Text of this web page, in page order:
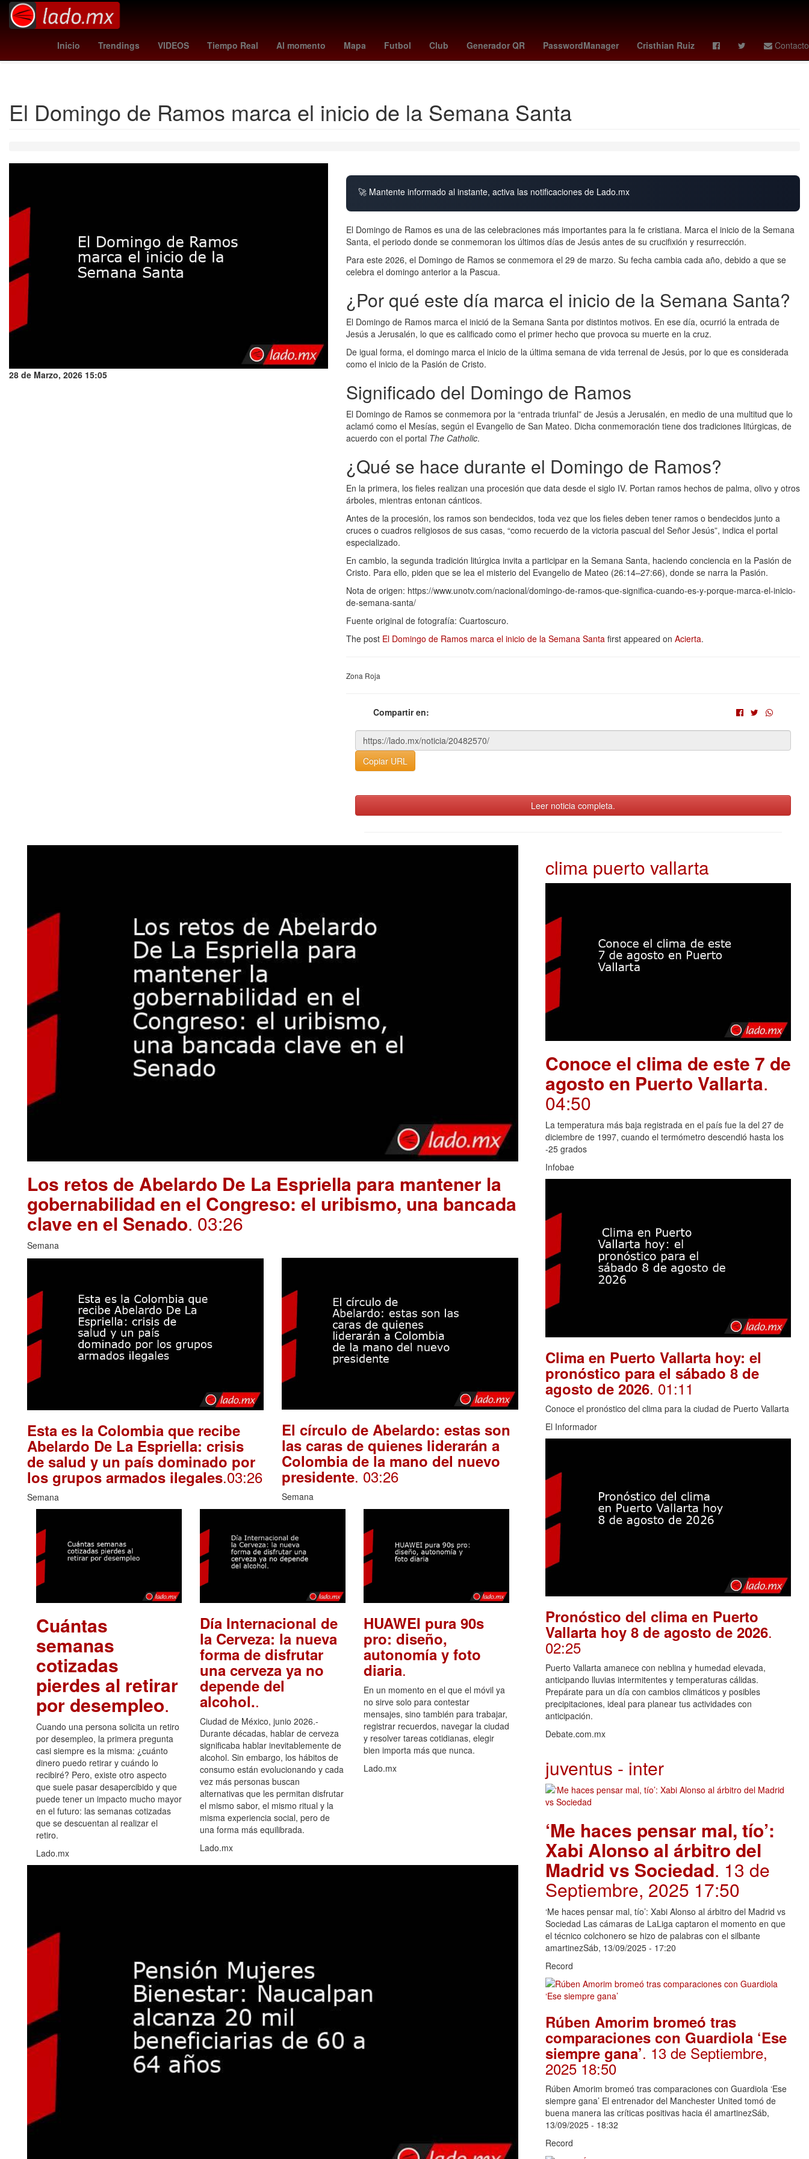
Inicio Trendings VIDEOS Tiempo Real Al momento Mapa Futbol Club Generador QR PasswordManager Cristhian Ruiz Contacto
ley de amparo claudia sheinbaum real sociedad - alavés Primera División de México Carson Wentz Gobierno Facultad de Ciencias Políticas y Sociales UAQ obsession
Chelsea
El Domingo de Ramos marca el inicio de la Semana Santa
28 de Marzo, 2026 15:05
🚀 Mantente informado al instante, activa las notificaciones de Lado.mx
El Domingo de Ramos es una de las celebraciones más importantes para la fe cristiana. Marca el inicio de la Semana
Santa, el periodo donde se conmemoran los últimos días de Jesús antes de su crucifixión y resurrección.
Para este 2026, el Domingo de Ramos se conmemora el 29 de marzo. Su fecha cambia cada año, debido a que se
celebra el domingo anterior a la Pascua.
¿Por qué este día marca el inicio de la Semana Santa?
El Domingo de Ramos marca el inició de la Semana Santa por distintos motivos. En ese día, ocurrió la entrada de
Jesús a Jerusalén, lo que es calificado como el primer hecho que provoca su muerte en la cruz.
De igual forma, el domingo marca el inicio de la última semana de vida terrenal de Jesús, por lo que es considerada
como el inicio de la Pasión de Cristo.
Significado del Domingo de Ramos
El Domingo de Ramos se conmemora por la “entrada triunfal” de Jesús a Jerusalén, en medio de una multitud que lo
aclamó como el Mesías, según el Evangelio de San Mateo. Dicha conmemoración tiene dos tradiciones litúrgicas, de
acuerdo con el portal The Catholic.
¿Qué se hace durante el Domingo de Ramos?
En la primera, los fieles realizan una procesión que data desde el siglo IV. Portan ramos hechos de palma, olivo y otros
árboles, mientras entonan cánticos.
Antes de la procesión, los ramos son bendecidos, toda vez que los fieles deben tener ramos o bendecidos junto a
cruces o cuadros religiosos de sus casas, “como recuerdo de la victoria pascual del Señor Jesús”, indica el portal
especializado.
En cambio, la segunda tradición litúrgica invita a participar en la Semana Santa, haciendo conciencia en la Pasión de
Cristo. Para ello, piden que se lea el misterio del Evangelio de Mateo (26:14–27:66), donde se narra la Pasión.
Nota de origen: https://www.unotv.com/nacional/domingo-de-ramos-que-significa-cuando-es-y-porque-marca-el-inicio-
de-semana-santa/
Fuente original de fotografía: Cuartoscuro.
The post El Domingo de Ramos marca el inicio de la Semana Santa first appeared on Acierta.
Zona Roja
Compartir en:
Copiar URL
Leer noticia completa.
Los retos de Abelardo De La Espriella para mantener la
gobernabilidad en el Congreso: el uribismo, una bancada
clave en el Senado. 03:26
Semana
Esta es la Colombia que recibe
Abelardo De La Espriella: crisis
de salud y un país dominado por
los grupos armados ilegales.03:26
Semana
El círculo de Abelardo: estas son
las caras de quienes liderarán a
Colombia de la mano del nuevo
presidente. 03:26
Semana
Cuántas
semanas
cotizadas
pierdes al retirar
por desempleo.
Cuando una persona solicita un retiro
por desempleo, la primera pregunta
casi siempre es la misma: ¿cuánto
dinero puedo retirar y cuándo lo
recibiré? Pero, existe otro aspecto
que suele pasar desapercibido y que
puede tener un impacto mucho mayor
en el futuro: las semanas cotizadas
que se descuentan al realizar el
retiro.
Lado.mx
Día Internacional de
la Cerveza: la nueva
forma de disfrutar
una cerveza ya no
depende del
alcohol..
Ciudad de México, junio 2026.-
Durante décadas, hablar de cerveza
significaba hablar inevitablemente de
alcohol. Sin embargo, los hábitos de
consumo están evolucionando y cada
vez más personas buscan
alternativas que les permitan disfrutar
el mismo sabor, el mismo ritual y la
misma experiencia social, pero de
una forma más equilibrada.
Lado.mx
HUAWEI pura 90s
pro: diseño,
autonomía y foto
diaria.
En un momento en el que el móvil ya
no sirve solo para contestar
mensajes, sino también para trabajar,
registrar recuerdos, navegar la ciudad
y resolver tareas cotidianas, elegir
bien importa más que nunca.
Lado.mx
clima puerto vallarta
Conoce el clima de este 7 de
agosto en Puerto Vallarta.
04:50
La temperatura más baja registrada en el país fue la del 27 de
diciembre de 1997, cuando el termómetro descendió hasta los
-25 grados
Infobae
Clima en Puerto Vallarta hoy: el
pronóstico para el sábado 8 de
agosto de 2026. 01:11
Conoce el pronóstico del clima para la ciudad de Puerto Vallarta
El Informador
Pronóstico del clima en Puerto
Vallarta hoy 8 de agosto de 2026.
02:25
Puerto Vallarta amanece con neblina y humedad elevada,
anticipando lluvias intermitentes y temperaturas cálidas.
Prepárate para un día con cambios climáticos y posibles
precipitaciones, ideal para planear tus actividades con
anticipación.
Debate.com.mx
juventus - inter
‘Me haces pensar mal, tío’:
Xabi Alonso al árbitro del
Madrid vs Sociedad. 13 de
Septiembre, 2025 17:50
‘Me haces pensar mal, tío’: Xabi Alonso al árbitro del Madrid vs
Sociedad Las cámaras de LaLiga captaron el momento en que
el técnico colchonero se hizo de palabras con el silbante
amartinezSáb, 13/09/2025 - 17:20
Record
Rúben Amorim bromeó tras
comparaciones con Guardiola ‘Ese
siempre gana’. 13 de Septiembre,
2025 18:50
Rúben Amorim bromeó tras comparaciones con Guardiola ‘Ese
siempre gana’ El entrenador del Manchester United tomó de
buena manera las críticas positivas hacia él amartinezSáb,
13/09/2025 - 18:32
Record